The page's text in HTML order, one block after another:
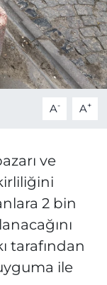
A- A+
ve
2 bin
tarafından
ile